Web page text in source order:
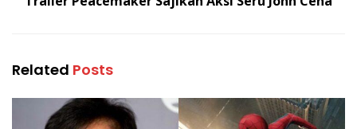
Related Posts